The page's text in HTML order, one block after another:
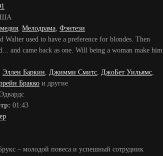
, Мелодрама, Фэнтези
Walter used to have a preference for blondes. Then
and came back as one. Will being a woman make him
Эллен Баркин, Джимми Смитс, ДжоБет Уильямс,
Бракко и другие
01:43
– молодой повеса и успешный сотрудник